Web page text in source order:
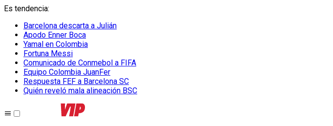
Es tendencia:
Barcelona descarta a Julián
Apodo Enner Boca
Yamal en Colombia
Fortuna Messi
Comunicado de Conmebol a FIFA
Equipo Colombia JuanFer
Respuesta FEF a Barcelona SC
Quién reveló mala alineación BSC